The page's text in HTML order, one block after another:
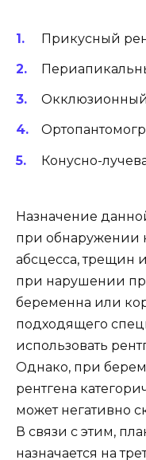
Прикусный
Окклюзионный
Конусно-
Назначение
при обнаружении
абсцесса, трещин
при нарушении
беременна или
подходящего
использовать
Однако, при
рентгена
может негативно
В связи с этим,
назначается на